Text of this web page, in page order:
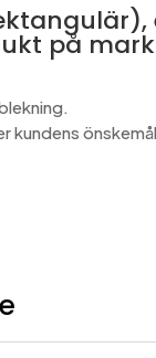
på
kundens önskemål.